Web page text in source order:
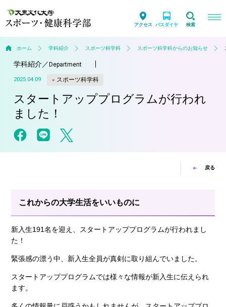
アクセス バスダイヤ 検索
ホーム 学科紹介 スポーツ科学科 スポーツ科学科からのお知らせ
学科紹介／ Department
2025.04.09 スポーツ科学科
スタートアッププログラムが行われ
ました！
戻る
これからの大学生活をいいものに
新入生191名を迎え、スタートアッププログラムが行われまし
た！
緊張感の漂う中、新入生全員が真剣に取り組んでいました。
スタートアッププログラムでは様々な情報が新入生に伝えられ
ます。